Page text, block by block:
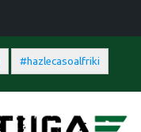
#hazlecasoalfriki